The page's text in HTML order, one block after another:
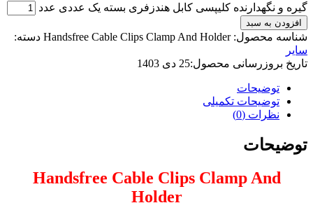
گیره و نگهدارنده کلیپسی کابل هندزفری بسته یک عددی عدد
افزودن به سبد
شناسه محصول:Handsfree Cable Clips Clamp And Holder دسته:
سایر
تاریخ بروزرسانی محصول:25 دی 1403
توضیحات
توضیحات تکمیلی
نظرات (0)
توضیحات
Handsfree Cable Clips Clamp And
Holder